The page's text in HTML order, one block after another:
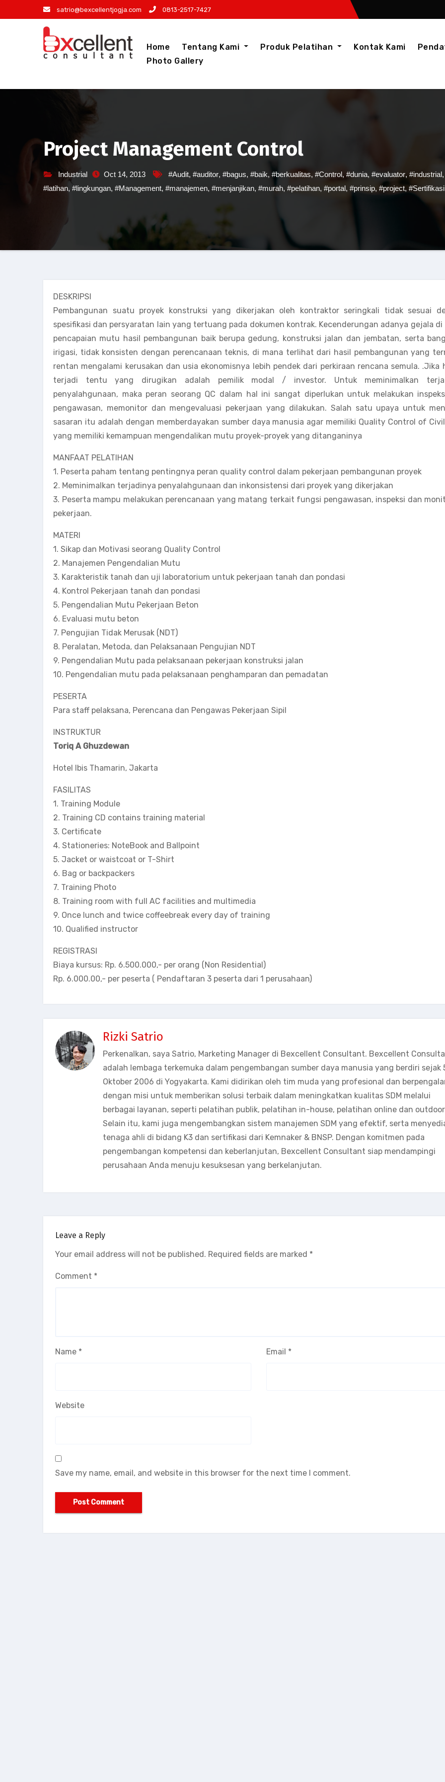
to
satrio@bexcellentjogja.com 0813-2517-7427
Home Tentang Kami Produk Pelatihan Kontak Kami
Photo Gallery
Project Management Control
Industrial Oct 14, 2013 #Audit, #auditor, #bagus, #baik, #berkualitas, #Control, #dunia, #evaluator, #industrial
#latihan, #lingkungan, #Management, #manajemen, #menjanjikan, #murah, #pelatihan, #portal, #prinsip, #project, #Sertifikasi
DESKRIPSI
Pembangunan suatu proyek konstruksi yang dikerjakan oleh kontraktor seringkali tidak sesuai
spesifikasi dan persyaratan lain yang tertuang pada dokumen kontrak. Kecenderungan adanya gejala di
pencapaian mutu hasil pembangunan baik berupa gedung, konstruksi jalan dan jembatan, serta
irigasi, tidak konsisten dengan perencanaan teknis, di mana terlihat dari hasil pembangunan yang
rentan mengalami kerusakan dan usia ekonomisnya lebih pendek dari perkiraan rencana semula. .Jika
terjadi tentu yang dirugikan adalah pemilik modal / investor. Untuk meminimalkan
penyalahgunaan, maka peran seorang QC dalam hal ini sangat diperlukan untuk melakukan
pengawasan, memonitor dan mengevaluasi pekerjaan yang dilakukan. Salah satu upaya untuk
sasaran itu adalah dengan memberdayakan sumber daya manusia agar memiliki Quality Control of
yang memiliki kemampuan mengendalikan mutu proyek-proyek yang ditanganinya
MANFAAT PELATIHAN
1. Peserta paham tentang pentingnya peran quality control dalam pekerjaan pembangunan proyek
2. Meminimalkan terjadinya penyalahgunaan dan inkonsistensi dari proyek yang dikerjakan
3. Peserta mampu melakukan perencanaan yang matang terkait fungsi pengawasan, inspeksi dan
pekerjaan.
MATERI
1. Sikap dan Motivasi seorang Quality Control
2. Manajemen Pengendalian Mutu
3. Karakteristik tanah dan uji laboratorium untuk pekerjaan tanah dan pondasi
4. Kontrol Pekerjaan tanah dan pondasi
5. Pengendalian Mutu Pekerjaan Beton
6. Evaluasi mutu beton
7. Pengujian Tidak Merusak (NDT)
8. Peralatan, Metoda, dan Pelaksanaan Pengujian NDT
9. Pengendalian Mutu pada pelaksanaan pekerjaan konstruksi jalan
10. Pengendalian mutu pada pelaksanaan penghamparan dan pemadatan
PESERTA
Para staff pelaksana, Perencana dan Pengawas Pekerjaan Sipil
INSTRUKTUR
Toriq A Ghuzdewan
Hotel Ibis Thamarin, Jakarta
FASILITAS
1. Training Module
2. Training CD contains training material
3. Certificate
4. Stationeries: NoteBook and Ballpoint
5. Jacket or waistcoat or T-Shirt
6. Bag or backpackers
7. Training Photo
8. Training room with full AC facilities and multimedia
9. Once lunch and twice coffeebreak every day of training
10. Qualified instructor
REGISTRASI
Biaya kursus: Rp. 6.500.000,- per orang (Non Residential)
Rp. 6.000.00,- per peserta ( Pendaftaran 3 peserta dari 1 perusahaan)
Rizki Satrio
Perkenalkan, saya Satrio, Marketing Manager di Bexcellent Consultant. Bexcellent
adalah lembaga terkemuka dalam pengembangan sumber daya manusia yang berdiri sejak
Oktober 2006 di Yogyakarta. Kami didirikan oleh tim muda yang profesional dan
dengan misi untuk memberikan solusi terbaik dalam meningkatkan kualitas SDM melalui
berbagai layanan, seperti pelatihan publik, pelatihan in-house, pelatihan online dan
Selain itu, kami juga mengembangkan sistem manajemen SDM yang efektif, serta
tenaga ahli di bidang K3 dan sertifikasi dari Kemnaker & BNSP. Dengan komitmen pada
pengembangan kompetensi dan keberlanjutan, Bexcellent Consultant siap mendampingi
perusahaan Anda menuju kesuksesan yang berkelanjutan.
Leave a Reply
Your email address will not be published. Required fields are marked *
Comment *
Name * Email *
Website
Save my name, email, and website in this browser for the next time I comment.